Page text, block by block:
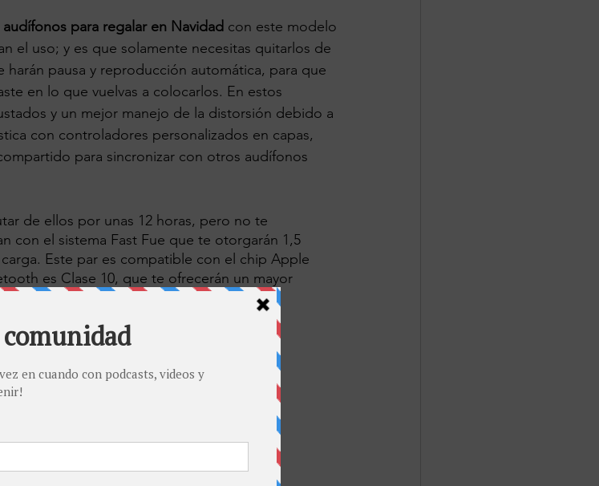
para regalar en Navidad con este modelo
el uso; y es que solamente necesitas quitarlos de
pausa y reproducción automática, para que
en lo que vuelvas a colocarlos. En estos
y un mejor manejo de la distorsión debido a
con controladores personalizados en capas,
para sincronizar con otros audífonos
de ellos por unas 12 horas, pero no te
con el sistema Fast Fue que te otorgarán 1,5
Este par es compatible con el chip Apple
es Clase 10, que te ofrecerán un mayor